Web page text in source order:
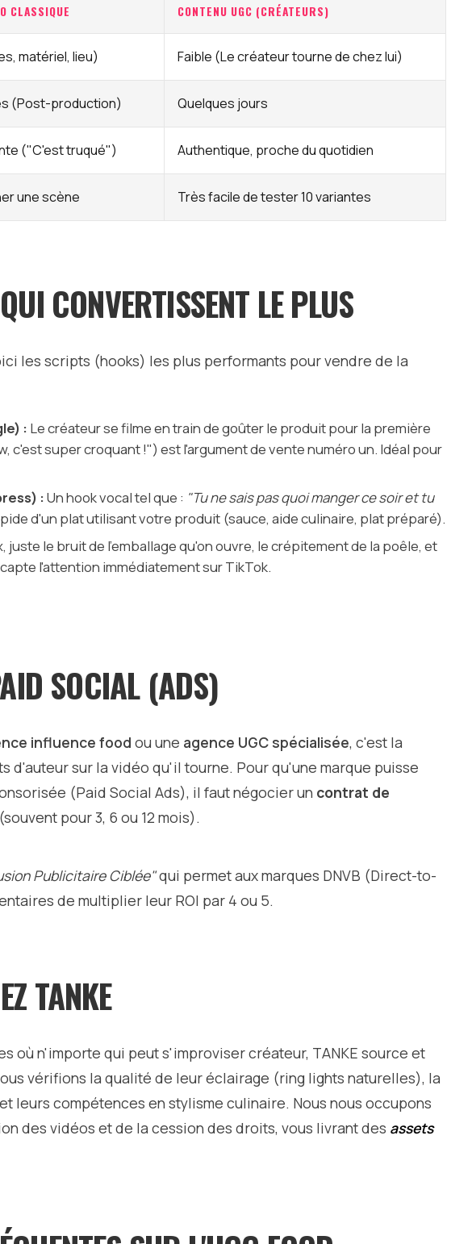
CLASSIQUE CONTENU UGC (CRÉATEURS)
matériel, lieu) Faible (Le créateur tourne de chez lui)
(Post-production) Quelques jours
("C'est truqué") Authentique, proche du quotidien
une scène Très facile de tester 10 variantes
CONVERTISSENT LE PLUS
les scripts (hooks) les plus performants pour vendre de la
: Le créateur se filme en train de goûter le produit pour la première
c'est super croquant !") est l'argument de vente numéro un. Idéal pour
:Un hook vocal tel que : "Tu ne sais pas quoi manger ce soir et tu
d'un plat utilisant votre produit (sauce, aide culinaire, plat préparé).
juste le bruit de l'emballage qu'on ouvre, le crépitement de la poêle, et
l'attention immédiatement sur TikTok.
SOCIAL (ADS)
influence food ou une agence UGC spécialisée, c'est la
sur la vidéo qu'il tourne. Pour qu'une marque puisse
(Paid Social Ads), il faut négocier un contrat de
(souvent pour 3, 6 ou 12 mois).
Publicitaire Ciblée"qui permet aux marques DNVB (Direct-to-
de multiplier leur ROI par 4 ou 5.
TANKE
où n'importe qui peut s'improviser créateur, TANKE source et
vérifions la qualité de leur éclairage (ring lights naturelles), la
leurs compétences en stylisme culinaire. Nous nous occupons
des vidéos et de la cession des droits, vous livrant des assets